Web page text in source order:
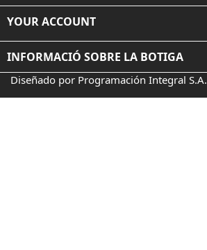
YOUR ACCOUNT
INFORMACIÓ SOBRE LA BOTIGA
Diseñado por Programación Integral S.A.